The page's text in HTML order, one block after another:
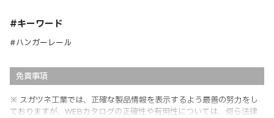
#キーワード
#ハンガーレール
免責事項
※ スガツネ工業では、正確な製品情報を表示するよう最善の努力をし
ておりますが、WEBカタログの正確性や有用性については、何ら法律